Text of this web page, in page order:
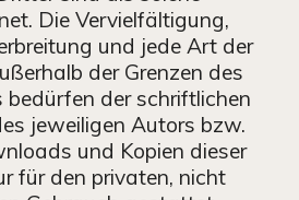
Die Vervielfältigung,
und jede Art der
der Grenzen des
bedürfen der schriftlichen
jeweiligen Autors bzw.
und Kopien dieser
für den privaten, nicht